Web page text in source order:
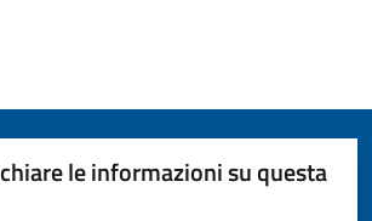
le informazioni su questa